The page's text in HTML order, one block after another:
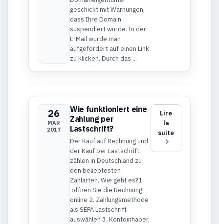
geschickt mit Warnungen,
dass Ihre Domain
suspendiert wurde. In der
E-Mail wurde man
aufgefordert auf einen Link
zu klicken. Durch das ...
26
MAR
2017
Wie funktioniert eine
Zahlung per
Lastschrift?
Der Kauf auf Rechnung und
der Kauf per Lastschrift
zählen in Deutschland zu
den beliebtesten
Zahlarten. Wie geht es?1.
offnen Sie die Rechnung
online 2. Zahlungsmethode
als SEPA Lastschrift
auswählen 3. Kontoinhaber,
Lire
la
suite